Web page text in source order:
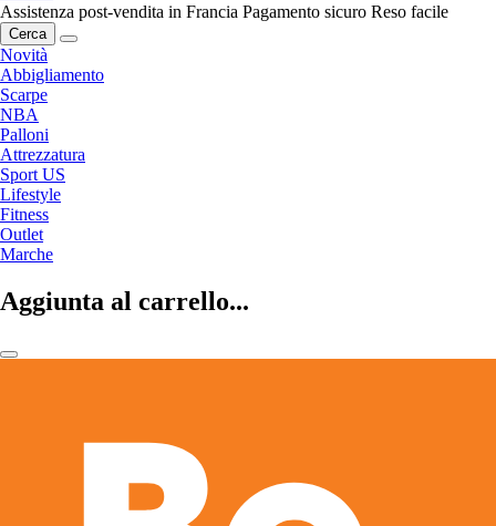
Assistenza post-vendita in Francia Pagamento sicuro Reso facile
Cerca
Novità
Abbigliamento
Scarpe
NBA
Palloni
Attrezzatura
Sport US
Lifestyle
Fitness
Outlet
Marche
Aggiunta al carrello...